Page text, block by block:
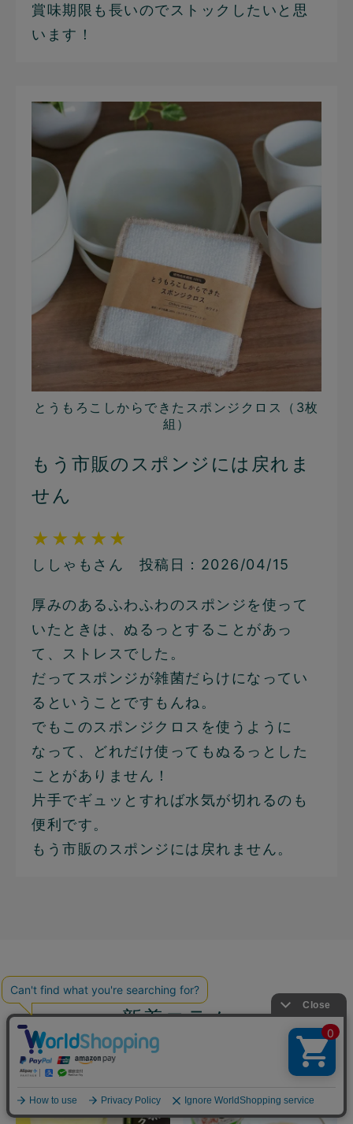
賞味期限も長いのでストックしたいと思
います！
とうもろこしからできたスポンジクロス（3枚
組）
もう市販のスポンジには戻れま
せん
★★★★★
ししゃもさん 投稿日：2026/04/15
厚みのあるふわふわのスポンジを使って
いたときは、ぬるっとすることがあっ
て、ストレスでした。
だってスポンジが雑菌だらけになってい
るということですもんね。
でもこのスポンジクロスを使うように
なって、どれだけ使ってもぬるっとした
ことがありません！
片手でギュッとすれば水気が切れるのも
便利です。
もう市販のスポンジには戻れません。
新着コラム